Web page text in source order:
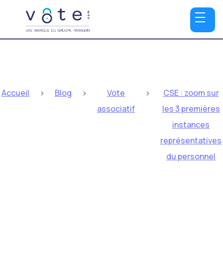
Accueil > Blog >
Vote
associatif
>
CSE : zoom sur
les 3 premières
instances
représentatives
du personnel